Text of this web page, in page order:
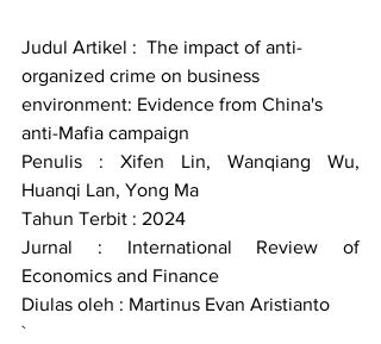
Judul Artikel :  The impact of anti-
organized crime on business
environment: Evidence from China's
anti-Mafia campaign
Penulis : Xifen Lin, Wanqiang Wu,
Huanqi Lan, Yong Ma
Tahun Terbit : 2024
Jurnal : International Review of
Economics and Finance
Diulas oleh : Martinus Evan Aristianto
`